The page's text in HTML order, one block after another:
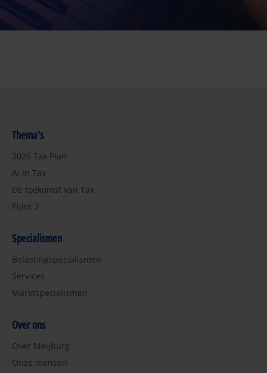
Thema's
2026 Tax Plan
AI in Tax
De toekomst van Tax
Pijler 2
Specialismen
Belastingspecialismen
Services
Marktspecialismen
Over ons
Over Meijburg
Onze mensen